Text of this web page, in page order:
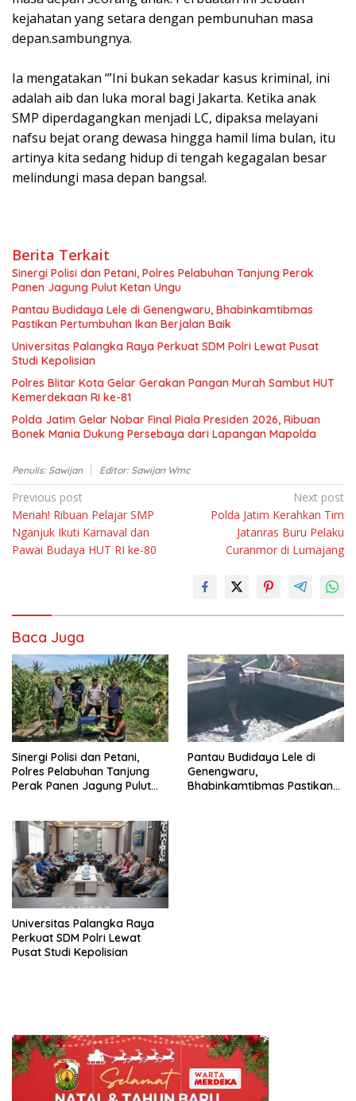
kejahatan yang setara dengan pembunuhan masa
depan.sambungnya.
‎Ia mengatakan ‘”Ini bukan sekadar kasus kriminal, ini
adalah aib dan luka moral bagi Jakarta. Ketika anak
SMP diperdagangkan menjadi LC, dipaksa melayani
nafsu bejat orang dewasa hingga hamil lima bulan, itu
artinya kita sedang hidup di tengah kegagalan besar
melindungi masa depan bangsa!.
Berita Terkait
Sinergi Polisi dan Petani, Polres Pelabuhan Tanjung Perak
Panen Jagung Pulut Ketan Ungu
Pantau Budidaya Lele di Genengwaru, Bhabinkamtibmas
Pastikan Pertumbuhan Ikan Berjalan Baik
Universitas Palangka Raya Perkuat SDM Polri Lewat Pusat
Studi Kepolisian
Polres Blitar Kota Gelar Gerakan Pangan Murah Sambut HUT
Kemerdekaan RI ke-81
Polda Jatim Gelar Nobar Final Piala Presiden 2026, Ribuan
Bonek Mania Dukung Persebaya dari Lapangan Mapolda
Penulis: Sawijan Editor: Sawijan Wmc
Navigasi
pos
Previous post
Meriah! Ribuan Pelajar SMP
Nganjuk Ikuti Karnaval dan
Pawai Budaya HUT RI ke-80
Next post
Polda Jatim Kerahkan Tim
Jatanras Buru Pelaku
Curanmor di Lumajang
Baca Juga
Sinergi Polisi dan Petani,
Polres Pelabuhan Tanjung
Perak Panen Jagung Pulut
Pantau Budidaya Lele di
Genengwaru,
Bhabinkamtibmas Pastikan
Universitas Palangka Raya
Perkuat SDM Polri Lewat
Pusat Studi Kepolisian